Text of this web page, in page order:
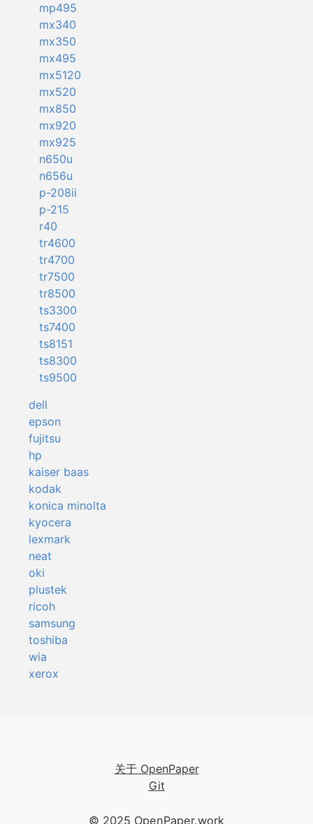
mp495
mx340
mx350
mx495
mx5120
mx520
mx850
mx920
mx925
n650u
n656u
p-208ii
p-215
r40
tr4600
tr4700
tr7500
tr8500
ts3300
ts7400
ts8151
ts8300
ts9500
dell
epson
fujitsu
hp
kaiser baas
kodak
konica minolta
kyocera
lexmark
neat
oki
plustek
ricoh
samsung
toshiba
wia
xerox
关于 OpenPaper
Git
© 2025 OpenPaper.work